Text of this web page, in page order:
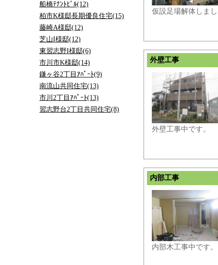
船橋ﾃﾅﾝﾄﾋﾞﾙ(12)
柏市K様邸長期優良住宅(15)
藤崎A様邸(12)
芝山I様邸(12)
東習志野I様邸(6)
市川市K様邸(14)
鎌ヶ谷2丁目ｱﾊﾟｰﾄ(9)
南流山共同住宅(13)
市川2丁目ｱﾊﾟｰﾄ(13)
習志野台2丁目共同住宅(8)
仮設足場解体しま
外壁工事
外壁工事中です。
内部工事
内部木工事中です。